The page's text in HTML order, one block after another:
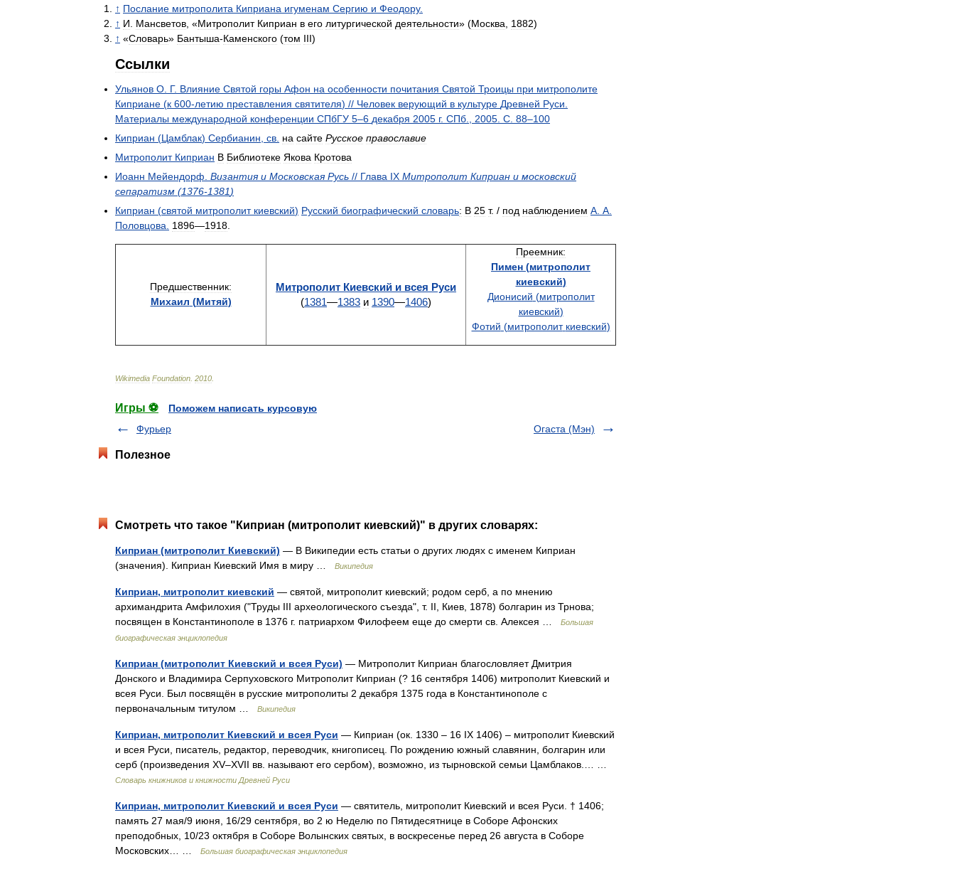
↑ Послание митрополита Киприана игуменам Сергию и Феодору.
↑ И Мансветов , «Митрополит Киприан в его литургической деятельности» (Москва 1882)
↑ «Словарь» Бантыша-Каменского (том III)
Ссылки
Ульянов О Г. Влияние Святой горы Афон на особенности почитания Святой Троицы при митрополите
Киприане (к 600-летию преставления святителя) // Человек верующий в культуре Древней Руси
Материалы международной конференции СПбГУ 5–6 декабря 2005 г. СПб 2005 С 88–100
Киприан (Цамблак) Сербианин св на сайте Русское православие
Митрополит Киприан В Библиотеке Якова Кротова
Иоанн Мейендорф Византия и Московская Русь // Глава IX Митрополит Киприан и московский
сепаратизм (1376-1381)
Киприан (святой митрополит киевский) Русский биографический словарь: В 25 т. / под наблюдением А А
Половцова
1896—1918
Предшественник:
Михаил (Митяй)
Митрополит Киевский и всея Руси
(1381—1383 и 1390—1406)
Преемник:
Пимен (митрополит
киевский)
Дионисий (митрополит
киевский)
Фотий (митрополит киевский)
Wikimedia Foundation 2010
Игры ⚽
Поможем написать курсовую
Фурьер
Огаста (Мэн)
Полезное
Смотреть что такое "Киприан (митрополит киевский)" в других словарях:
Киприан (митрополит Киевский) — В Википедии есть статьи о других людях с именем Киприан
(значения). Киприан Киевский Имя в миру …
Википедия
Киприан, митрополит киевский — святой, митрополит киевский; родом серб, а по мнению
архимандрита Амфилохия ("Труды III археологического съезда", т. II, Киев, 1878) болгарин из Трнова;
посвящен в Константинополе в 1376 г. патриархом Филофеем еще до смерти св. Алексея …
Большая
биографическая энциклопедия
Киприан (митрополит Киевский и всея Руси) — Митрополит Киприан благословляет Дмитрия
Донского и Владимира Серпуховского Митрополит Киприан (? 16 сентября 1406) митрополит Киевский и
всея Руси. Был посвящён в русские митрополиты 2 декабря 1375 года в Константинополе с
первоначальным титулом …
Википедия
Киприан, митрополит Киевский и всея Руси — Киприан (ок. 1330 – 16 IX 1406) – митрополит Киевский
и всея Руси, писатель, редактор, переводчик, книгописец. По рождению южный славянин, болгарин или
серб (произведения XV–XVII вв. называют его сербом), возможно, из тырновской семьи Цамблаков.… …
Словарь книжников и книжности Древней Руси
Киприан, митрополит Киевский и всея Руси — святитель, митрополит Киевский и всея Руси. † 1406;
память 27 мая/9 июня, 16/29 сентября, во 2 ю Неделю по Пятидесятнице в Соборе Афонских
преподобных, 10/23 октября в Соборе Волынских святых, в воскресенье перед 26 августа в Соборе
Московских… …
Большая биографическая энциклопедия